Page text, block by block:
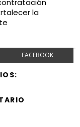
la
FACEBOOK